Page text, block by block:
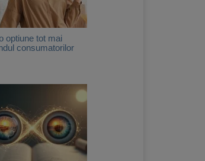
optiune tot mai
consumatorilor